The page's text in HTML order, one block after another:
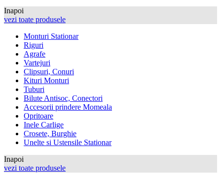
Inapoi
vezi toate produsele
Monturi Stationar
Riguri
Agrafe
Vartejuri
Clipsuri, Conuri
Kituri Monturi
Tuburi
Bilute Antisoc, Conectori
Accesorii prindere Momeala
Opritoare
Inele Carlige
Crosete, Burghie
Unelte si Ustensile Stationar
Inapoi
vezi toate produsele